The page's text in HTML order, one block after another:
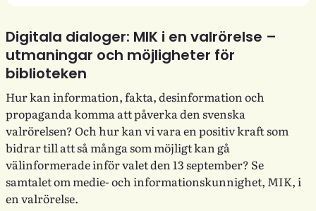
Digitala dialoger: MIK i en valrörelse –
utmaningar och möjligheter för
biblioteken
Hur kan information, fakta, desinformation och
propaganda komma att påverka den svenska
valrörelsen? Och hur kan vi vara en positiv kraft som
bidrar till att så många som möjligt kan gå
välinformerade inför valet den 13 september? Se
samtalet om medie- och informationskunnighet, MIK, i
en valrörelse.